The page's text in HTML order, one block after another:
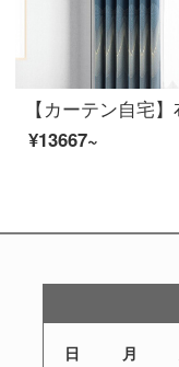
¥13667~
日 月